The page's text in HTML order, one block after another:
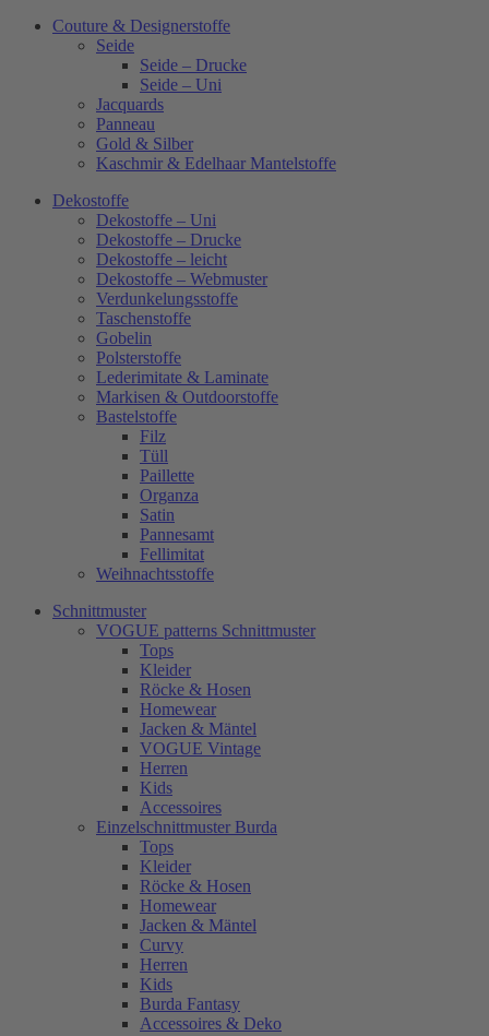
Couture & Designerstoffe
Seide
Seide – Drucke
Seide – Uni
Jacquards
Panneau
Gold & Silber
Kaschmir & Edelhaar Mantelstoffe
Dekostoffe
Dekostoffe – Uni
Dekostoffe – Drucke
Dekostoffe – leicht
Dekostoffe – Webmuster
Verdunkelungsstoffe
Taschenstoffe
Gobelin
Polsterstoffe
Lederimitate & Laminate
Markisen & Outdoorstoffe
Bastelstoffe
Filz
Tüll
Paillette
Organza
Satin
Pannesamt
Fellimitat
Weihnachtsstoffe
Schnittmuster
VOGUE patterns Schnittmuster
Tops
Kleider
Röcke & Hosen
Homewear
Jacken & Mäntel
VOGUE Vintage
Herren
Kids
Accessoires
Einzelschnittmuster Burda
Tops
Kleider
Röcke & Hosen
Homewear
Jacken & Mäntel
Curvy
Herren
Kids
Burda Fantasy
Accessoires & Deko